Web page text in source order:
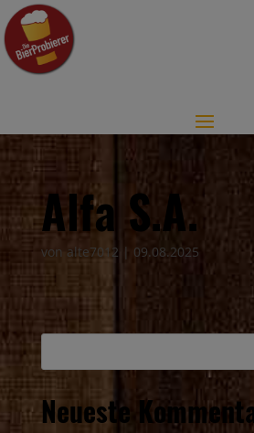
Alfa S.A.
von alte7012 | 09.08.2025
Neueste